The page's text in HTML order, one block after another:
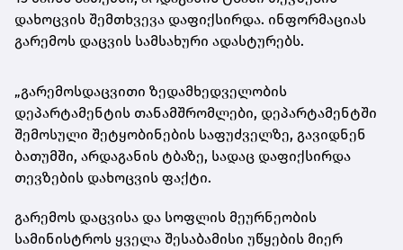
დახოცვის შემთხვევა დაფიქსირდა. ინფორმაციას
გარემოს დაცვის სამსახური ადასტურებს.
„გარემოსდაცვითი ზედამხედველობის
დეპარტამენტის თანამშრომლები, დეპარტამენტში
შემოსული შეტყობინების საფუძველზე, გავიდნენ
ბათუმში, არდაგანის ტბაზე, სადაც დაფიქსირდა
თევზების დახოცვის ფაქტი.
გარემოს დაცვისა და სოფლის მეურნეობის
სამინისტროს ყველა შესაბამისი უწყების მიერ